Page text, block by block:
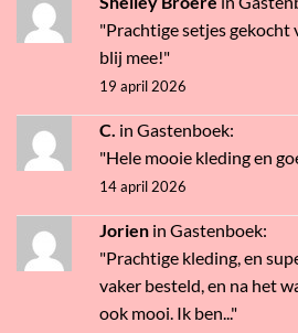
"Prachtige setjes gekocht
blij mee!"
19 april 2026
C. in Gastenboek:
"Hele mooie kleding en
14 april 2026
Jorien in Gastenboek:
"Prachtige kleding, en
vaker besteld, en na het
ook mooi. Ik ben..."